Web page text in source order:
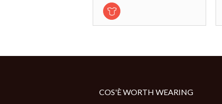
COS'È WORTH WEARING